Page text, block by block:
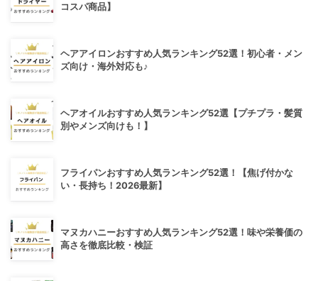
コスパ商品】
ヘアアイロンおすすめ人気ランキング52選！初心者・メン
ズ向け・海外対応も♪
ヘアオイルおすすめ人気ランキング52選【プチプラ・髪質
別やメンズ向けも！】
フライパンおすすめ人気ランキング52選！【焦げ付かな
い・長持ち！2026最新】
マヌカハニーおすすめ人気ランキング52選！味や栄養価の
高さを徹底比較・検証